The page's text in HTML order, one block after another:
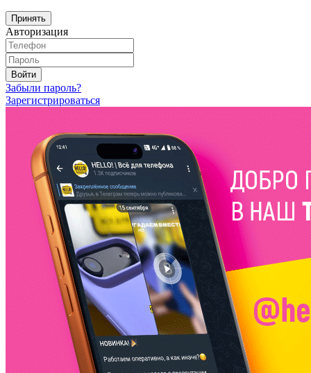
Принять
Авторизация
Войти
Забыли пароль?
Зарегистрироваться